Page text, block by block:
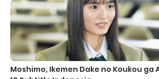
Moshimo, Ikemen Dake no Koukou ga